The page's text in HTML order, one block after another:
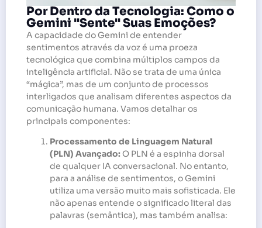
Por Dentro da Tecnologia: Como o
Gemini "Sente" Suas Emoções?
A capacidade do Gemini de entender
sentimentos através da voz é uma proeza
tecnológica que combina múltiplos campos da
inteligência artificial. Não se trata de uma única
“mágica”, mas de um conjunto de processos
interligados que analisam diferentes aspectos da
comunicação humana. Vamos detalhar os
principais componentes:
Processamento de Linguagem Natural
(PLN) Avançado: O PLN é a espinha dorsal
de qualquer IA conversacional. No entanto,
para a análise de sentimentos, o Gemini
utiliza uma versão muito mais sofisticada. Ele
não apenas entende o significado literal das
palavras (semântica), mas também analisa: